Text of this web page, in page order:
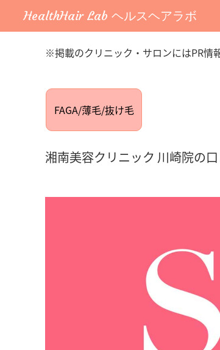
HealthHair Lab ヘルスヘアラボ
※掲載のクリニック・サロンにはPR情
FAGA/薄毛/抜け毛
湘南美容クリニック 川崎院の